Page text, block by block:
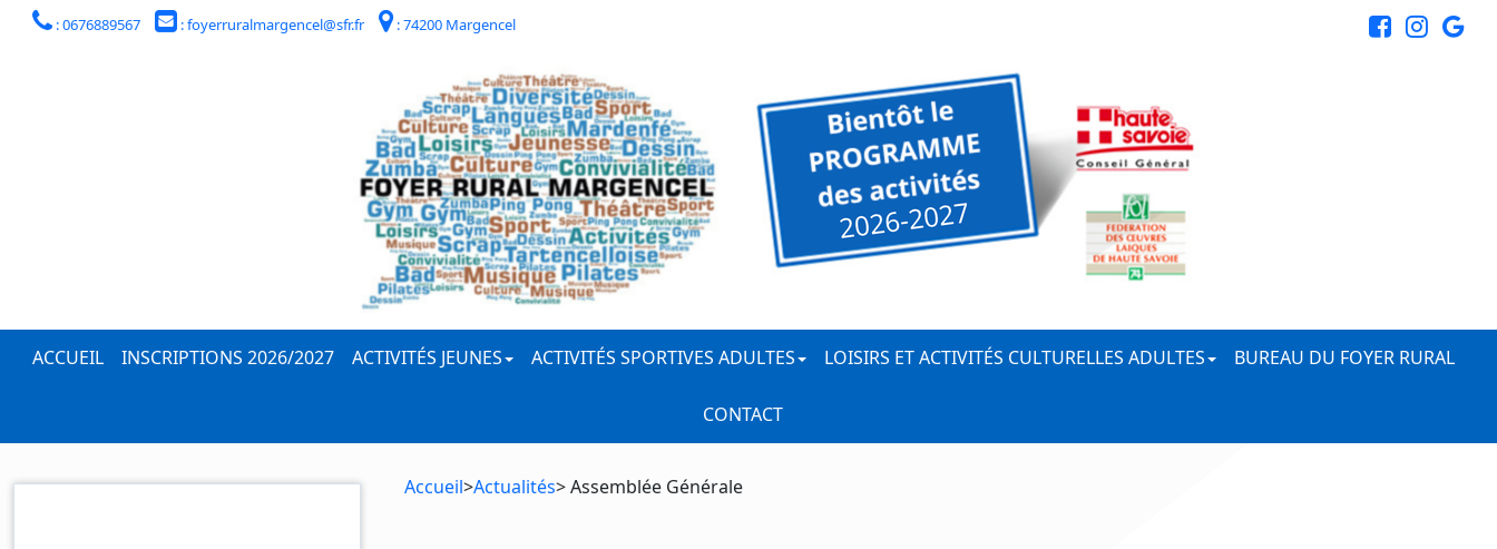
: 0676889567 : foyerruralmargencel@sfr.fr : 74200 Margencel
ACCUEIL INSCRIPTIONS 2026/2027 ACTIVITÉS JEUNES ACTIVITÉS SPORTIVES ADULTES LOISIRS ET ACTIVITÉS CULTURELLES ADULTES BUREAU DU FOYER RURAL
CONTACT
Accueil>Actualités> Assemblée Générale